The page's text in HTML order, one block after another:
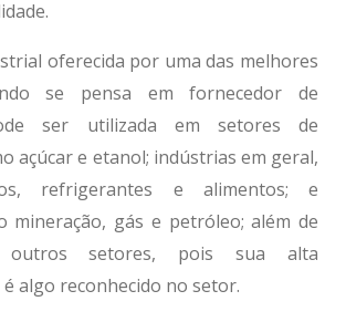
oferecida por uma das melhores
se pensa emfornecedor de
ser utilizada em setores de
açúcar e etanol; indústrias em geral,
refrigerantes e alimentos; e
mineração, gás e petróleo; além de
outros setores, pois sua alta
algo reconhecido no setor.